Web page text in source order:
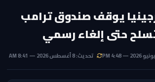
يوقف صندوق ترامب
حتى إلغاء رسمي
تحديث: 8 أغسطس 2026 — 8:41 AM